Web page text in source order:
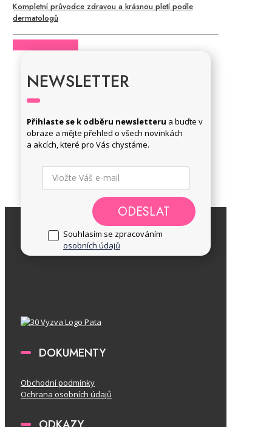
Kompletní průvodce zdravou a krásnou pletí podle
dermatologů
NEWSLETTER
Přihlaste se k odběru newsletteru a buďte v
obraze a mějte přehled o všech novinkách
a akcích, které pro Vás chystáme.
ODESLAT
Souhlasím se zpracováním
osobních údajů
DOKUMENTY
Obchodní podmínky
Ochrana osobních údajů